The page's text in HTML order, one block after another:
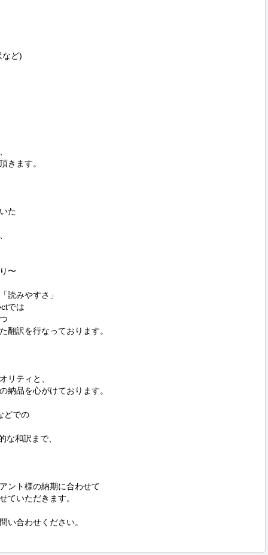
など)
きます。
た
〜
読みやすさ」
では
翻訳を行なっております。
リティと、
納品を心がけております。
どでの
な和訳まで、
ント様の納期に合わせて
ていただきます。
い合わせください。